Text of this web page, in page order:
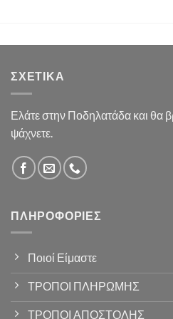
ΣΧΕΤΙΚΆ
Ελάτε στην Ποδηλατάδα και θα
ψάχνετε.
ΠΛΗΡΟΦΟΡΊΕΣ
Ποιοί Είμαστε
ΤΡΟΠΟΙ ΠΛΗΡΩΜΗΣ
ΤΡΟΠΟΙ ΑΠΟΣΤΟΛΗΣ